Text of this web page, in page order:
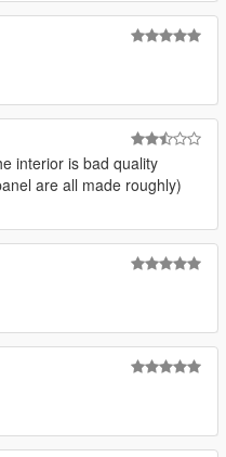
interior is bad quality
are all made roughly)